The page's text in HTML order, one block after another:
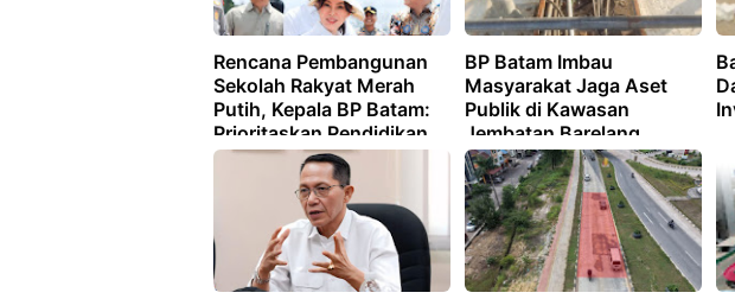
Rencana Pembangunan
Sekolah Rakyat Merah
Putih, Kepala BP Batam:
Prioritaskan Pendidikan
Bagi Anak Keluarga
Prasejahtera
BP Batam Imbau
Masyarakat Jaga Aset
Publik di Kawasan
Jembatan Barelang